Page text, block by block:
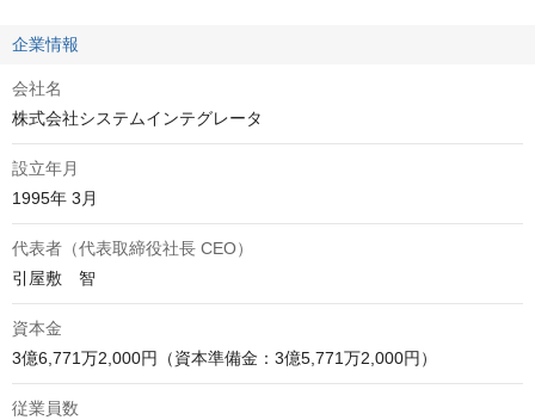
企業情報
会社名
株式会社システムインテグレータ
設立年月
1995年 3月
代表者（代表取締役社長 CEO）
引屋敷　智
資本金
3億6,771万2,000円（資本準備金：3億5,771万2,000円）
従業員数